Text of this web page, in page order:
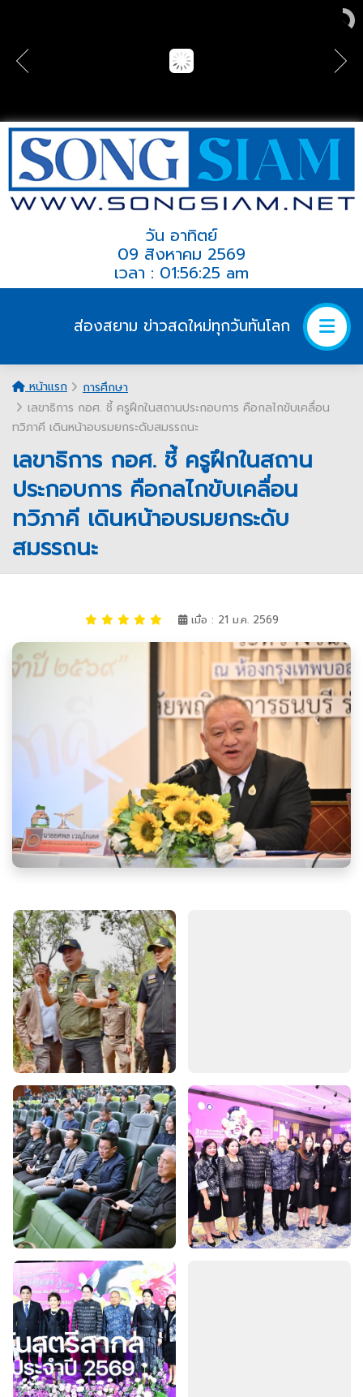
วัน อาทิตย์
09 สิงหาคม 2569
เวลา : 01:56:25 am
ส่องสยาม ข่าวสดใหม่ทุกวันทันโลก
หน้าแรก
การศึกษา
เลขาธิการ กอศ. ชี้ ครูฝึกในสถานประกอบการ คือกลไกขับเคลื่อน
ทวิภาคี เดินหน้าอบรมยกระดับสมรรถนะ
เลขาธิการ กอศ. ชี้ ครูฝึกในสถาน
ประกอบการ คือกลไกขับเคลื่อน
ทวิภาคี เดินหน้าอบรมยกระดับ
สมรรถนะ
เมื่อ : 21 ม.ค. 2569